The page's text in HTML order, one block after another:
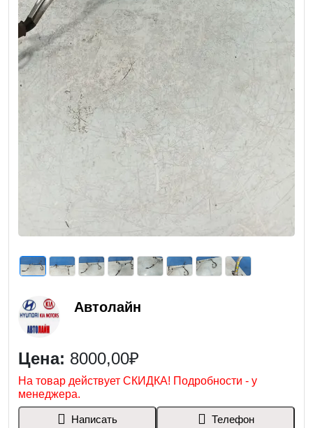
Автолайн
Цена: 8000,00₽
На товар действует СКИДКА! Подробности - у
менеджера.
Написать Телефон